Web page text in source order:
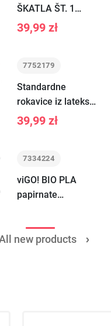
ŠKATLA ŠT. 1
2025
39,99 zł
7752179
Standardne
rokavice iz lateksa
S 100 kos
39,99 zł
7334224
viGO! BIO PLA
papirnate
new products